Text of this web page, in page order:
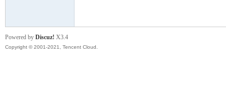
Powered by Discuz! X3.4
Copyright © 2001-2021, Tencent Cloud.